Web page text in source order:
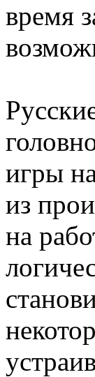
время
игры
из
на